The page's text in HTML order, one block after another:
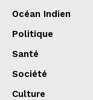
Océan Indien
Politique
Santé
Société
Culture